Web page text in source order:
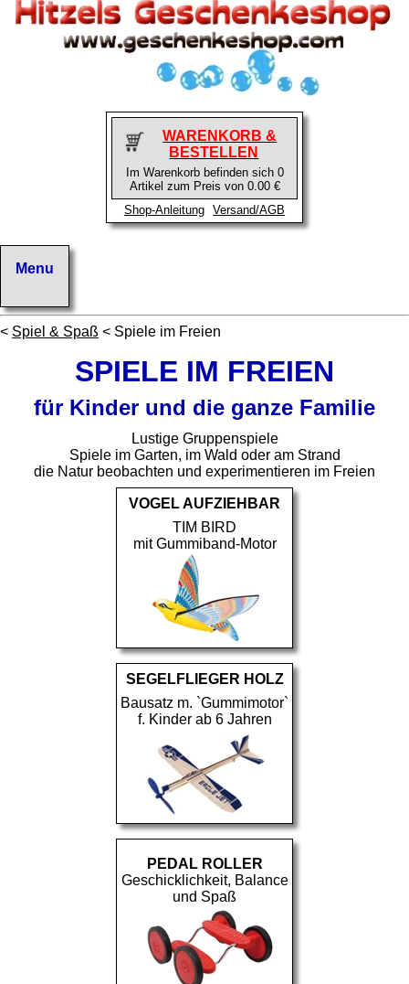
WARENKORB &
BESTELLEN
Im Warenkorb befinden sich 0
Artikel zum Preis von 0.00 €
Shop-Anleitung
Versand/AGB
< Spiel & Spaß < Spiele im Freien
SPIELE IM FREIEN
für Kinder und die ganze Familie
Lustige Gruppenspiele
Spiele im Garten, im Wald oder am Strand
die Natur beobachten und experimentieren im Freien
VOGEL AUFZIEHBAR
TIM BIRD
mit Gummiband-Motor
SEGELFLIEGER HOLZ
Bausatz m. `Gummimotor`
f. Kinder ab 6 Jahren
PEDAL ROLLER
Geschicklichkeit, Balance
und Spaß